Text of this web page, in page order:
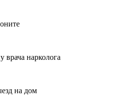
врача нарколога
на дом